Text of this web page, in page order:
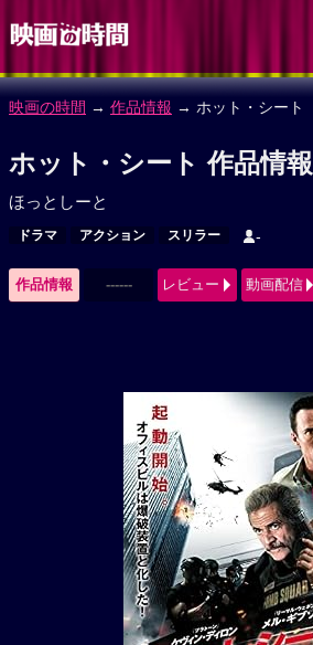
映画の時間 → 作品情報 → ホット・シート
ホット・シート 作品情報
ほっとしーと
ドラマ アクション スリラー -
作品情報 ------ レビュー 動画配信